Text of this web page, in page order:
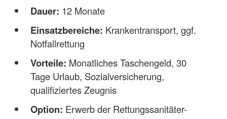
Dauer: 12 Monate
Einsatzbereiche: Krankentransport, ggf.
Notfallrettung
Vorteile: Monatliches Taschengeld, 30
Tage Urlaub, Sozialversicherung,
qualifiziertes Zeugnis
Option: Erwerb der Rettungssanitäter-